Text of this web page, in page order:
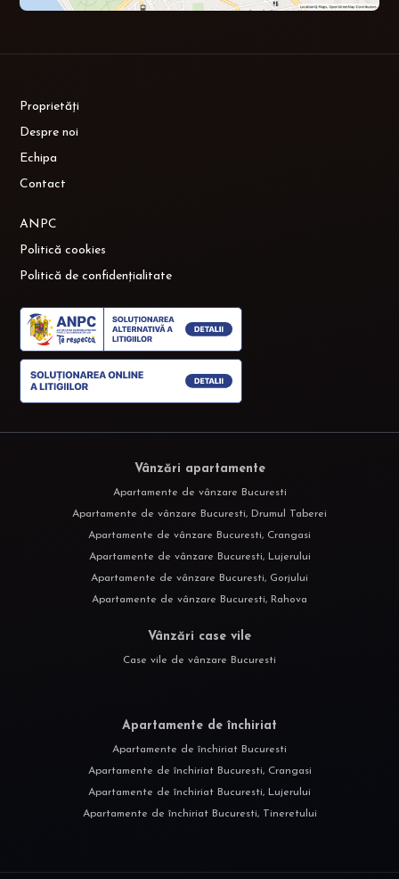
Proprietăți
Despre noi
Echipa
Contact
ANPC
Politică cookies
Politică de confidențialitate
Vânzări apartamente
Apartamente de vânzare Bucuresti
Apartamente de vânzare Bucuresti, Drumul Taberei
Apartamente de vânzare Bucuresti, Crangasi
Apartamente de vânzare Bucuresti, Lujerului
Apartamente de vânzare Bucuresti, Gorjului
Apartamente de vânzare Bucuresti, Rahova
Vânzări case vile
Case vile de vânzare Bucuresti
Apartamente de închiriat
Apartamente de închiriat Bucuresti
Apartamente de închiriat Bucuresti, Crangasi
Apartamente de închiriat Bucuresti, Lujerului
Apartamente de închiriat Bucuresti, Tineretului